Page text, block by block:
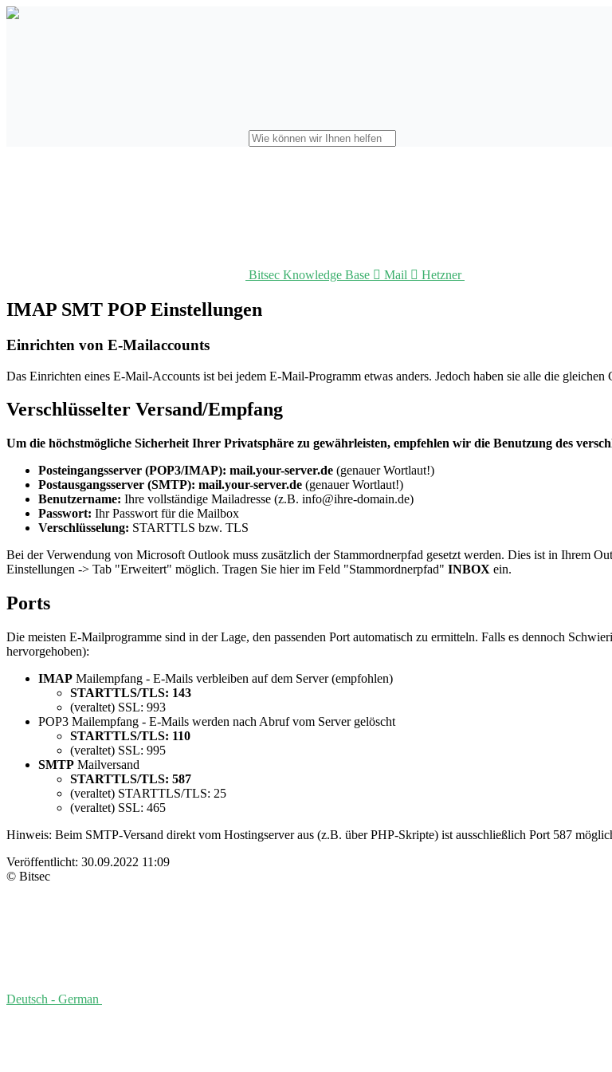
Bitsec Knowledge Base  Mail  Hetzner
IMAP SMT POP Einstellungen
Einrichten von E-Mailaccounts
Das Einrichten eines E-Mail-Accounts ist bei jedem E-Mail-Programm etwas anders. Jedoch haben sie alle die gleichen
Verschlüsselter Versand/Empfang
Um die höchstmögliche Sicherheit Ihrer Privatsphäre zu gewährleisten, empfehlen wir die Benutzung des
Posteingangsserver (POP3/IMAP): mail.your-server.de (genauer Wortlaut!)
Postausgangsserver (SMTP): mail.your-server.de (genauer Wortlaut!)
Benutzername: Ihre vollständige Mailadresse (z.B. info@ihre-domain.de)
Passwort: Ihr Passwort für die Mailbox
Verschlüsselung: STARTTLS bzw. TLS
Bei der Verwendung von Microsoft Outlook muss zusätzlich der Stammordnerpfad gesetzt werden. Dies ist in Ihrem
Einstellungen -> Tab "Erweitert" möglich. Tragen Sie hier im Feld "Stammordnerpfad" INBOX ein.
Ports
Die meisten E-Mailprogramme sind in der Lage, den passenden Port automatisch zu ermitteln. Falls es dennoch
hervorgehoben):
IMAP Mailempfang - E-Mails verbleiben auf dem Server (empfohlen)
STARTTLS/TLS: 143
(veraltet) SSL: 993
POP3 Mailempfang - E-Mails werden nach Abruf vom Server gelöscht
STARTTLS/TLS: 110
(veraltet) SSL: 995
SMTP Mailversand
STARTTLS/TLS: 587
(veraltet) STARTTLS/TLS: 25
(veraltet) SSL: 465
Hinweis: Beim SMTP-Versand direkt vom Hostingserver aus (z.B. über PHP-Skripte) ist ausschließlich Port 587
Veröffentlicht: 30.09.2022 11:09
© Bitsec
Deutsch - German